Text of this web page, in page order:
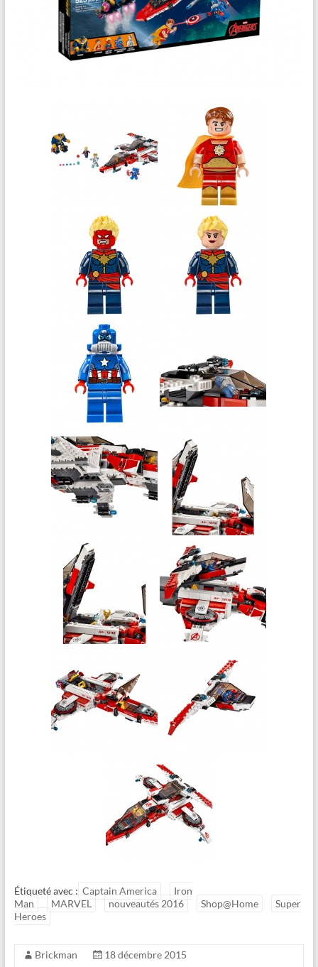
Étiqueté avec : Captain America
Iron
Man
MARVEL nouveautés 2016 Shop@Home
Super
Heroes
Brickman 18 décembre 2015